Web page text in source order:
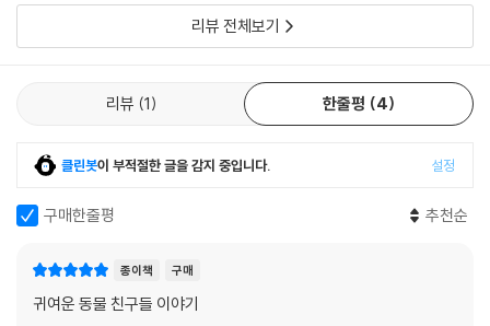
리뷰 전체보기
리뷰 1 한줄평 4
클린봇이 부적절한 글을 감지 중입니다. 설정
구매한줄평 추천순
종이책 구매
귀여운 동물 친구들 이야기